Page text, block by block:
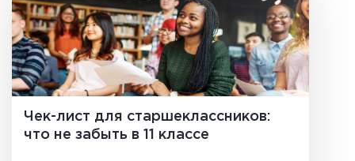
Чек-лист для старшеклассников:
что не забыть в 11 классе